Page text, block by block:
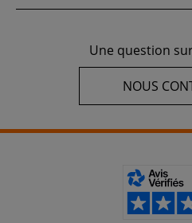
Une question
NOUS